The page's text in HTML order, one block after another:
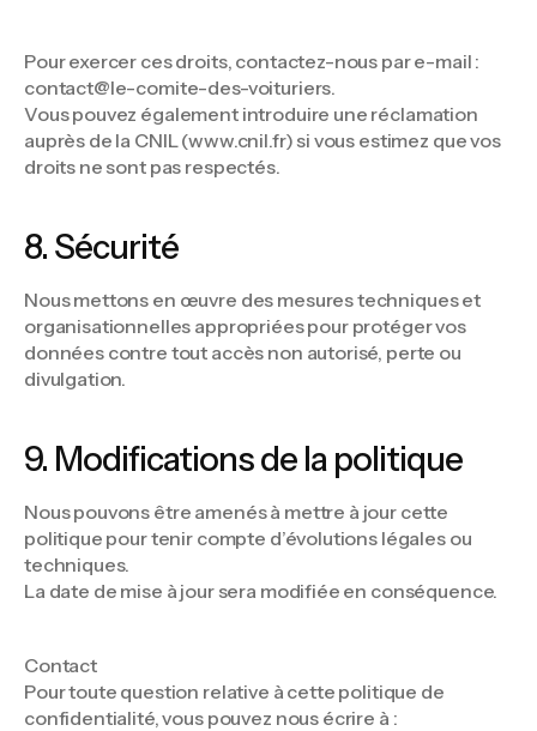
Pour exercer ces droits, contactez-nous par e-mail :
contact@le-comite-des-voituriers.
Vous pouvez également introduire une réclamation
auprès de la CNIL (www.cnil.fr) si vous estimez que vos
droits ne sont pas respectés.
8. Sécurité
Nous mettons en œuvre des mesures techniques et
organisationnelles appropriées pour protéger vos
données contre tout accès non autorisé, perte ou
divulgation.
9. Modifications de la politique
Nous pouvons être amenés à mettre à jour cette
politique pour tenir compte d’évolutions légales ou
techniques.
La date de mise à jour sera modifiée en conséquence.
Contact
Pour toute question relative à cette politique de
confidentialité, vous pouvez nous écrire à :